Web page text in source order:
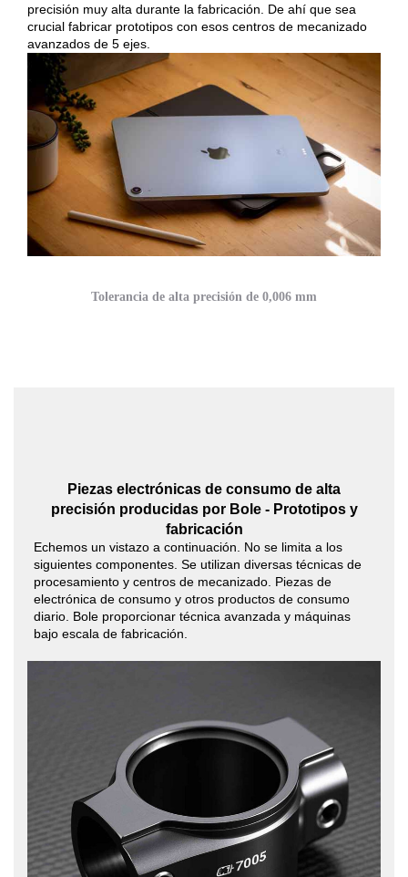
precisión muy alta durante la fabricación. De ahí que sea
crucial fabricar prototipos con esos centros de mecanizado
avanzados de 5 ejes
Tolerancia de alta precisión de 0,006 mm
Piezas electrónicas de consumo de alta
precisión producidas por Bole - Prototipos y
fabricación
Echemos un vistazo a continuación. No se limita a los
siguientes componentes. Se utilizan diversas técnicas de
procesamiento y centros de mecanizado. Piezas de
electrónica de consumo y otros productos de consumo
diario. Bole proporcionar técnica avanzada y máquinas
bajo escala de fabricación.